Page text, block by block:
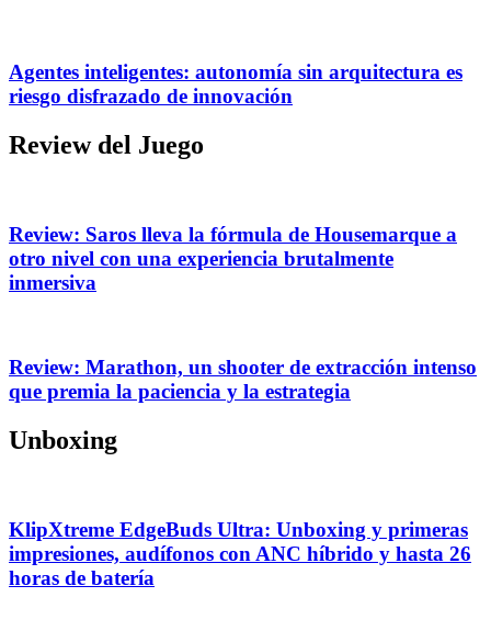
Agentes inteligentes: autonomía sin arquitectura es
riesgo disfrazado de innovación
Review del Juego
Review: Saros lleva la fórmula de Housemarque a
otro nivel con una experiencia brutalmente
inmersiva
Review: Marathon, un shooter de extracción intenso
que premia la paciencia y la estrategia
Unboxing
KlipXtreme EdgeBuds Ultra: Unboxing y primeras
impresiones, audífonos con ANC híbrido y hasta 26
horas de batería